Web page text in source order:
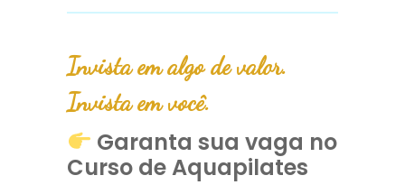
Invista em algo de valor.
Invista em você.
Garanta sua vaga no
Curso de Aquapilates